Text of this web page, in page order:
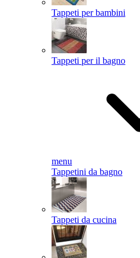
Tappeti per bambini
Tappeti per il bagno
menu
Tappetini da bagno
Tappeti da cucina